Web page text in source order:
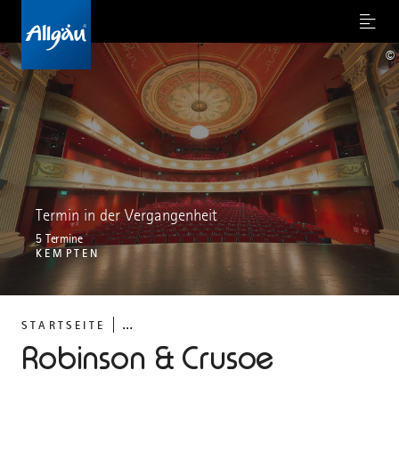
Menu
STARTSEITE ...
Robinson & Crusoe
Termin in der Vergangenheit
5 Termine
KEMPTEN
©